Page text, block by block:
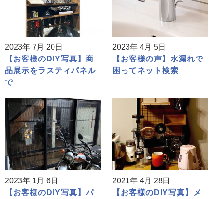
2023年 7月 20日
【お客様のDIY写真】商
品展示をラスティパネル
で
2023年 4月 5日
【お客様の声】水漏れで
困ってネット検索
2023年 1月 6日
【お客様のDIY写真】パ
2021年 4月 28日
【お客様のDIY写真】メ